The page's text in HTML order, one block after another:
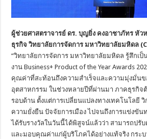
ผู้ช่วยศาสตราจารย์ ดร. บุญยิ่ง คงอาชาภัทร หัว
ธุรกิจ วิทยาลัยการจัดการ มหาวิทยาลัยมหิดล (
“วิทยาลัยการจัดการ มหาวิทยาลัยมหิดล รู้สึกเป็
งาน Business+ Product of the Year Awards
คุณค่าที่สะท้อนถึงความสำเร็จและความมุ่งมั่น
อุตสาหกรรม ในช่วงหลายปีที่ผ่านมา ภาคธุรกิจ
รอบด้าน ตั้งแต่การเปลี่ยนแปลงทางเทคโนโลยี
ความยั่งยืน ปัจจัยการเมือง ไปจนถึงการแข่งขัน
ได้รับรางวัลในวันนี้ได้พิสูจน์แล้วว่า สามารถปรั
และมอบคุณค่าแก่ผู้บริโภคได้อย่างแท้จริง กระ